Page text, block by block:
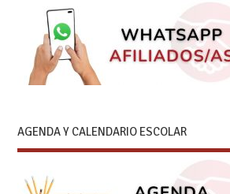
AGENDA Y CALENDARIO ESCOLAR